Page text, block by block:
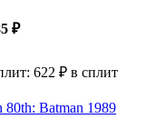
₽
622 ₽ в сплит
Batman 1989